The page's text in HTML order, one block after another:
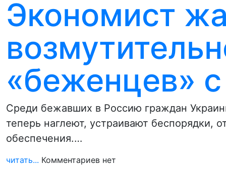
Экономист
«беженцев»
Среди бежавших в Россию граждан
теперь наглеют, устраивают беспорядки,
обеспечения.…
читать... Комментариев нет